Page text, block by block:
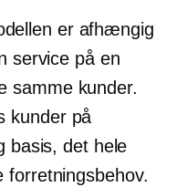
er afhængig
service på en
samme kunder.
kunder på
basis, det hele